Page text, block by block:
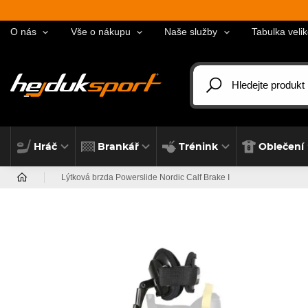
O nás Vše o nákupu Naše služby Tabulka
Hráč Brankář Trénink Oblečení
Lýtková brzda Powerslide Nordic Calf Brake I